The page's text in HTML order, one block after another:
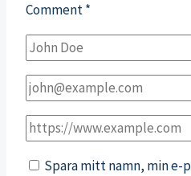
Comment*
Spara mitt namn, min e-